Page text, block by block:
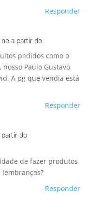
Responder
no a partir do
pedidos como o
Paulo Gustavo
A pg que vendia está
Responder
partir do
de fazer produtos
Responder